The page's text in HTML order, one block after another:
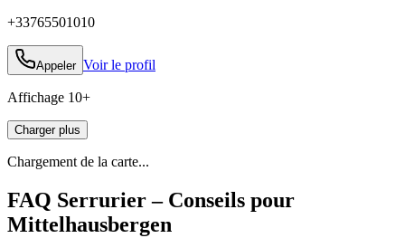
+33765501010
Appeler Voir le profil
Affichage 10+
Charger plus
Chargement de la carte...
FAQ Serrurier – Conseils pour
Mittelhausbergen